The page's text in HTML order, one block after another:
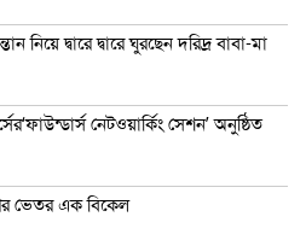
নিয়ে দ্বারে দ্বারে ঘুরছেন দরিদ্র বাবা-মা
নেটওয়ার্কিং সেশন’ অনুষ্ঠিত
ভেতর এক বিকেল